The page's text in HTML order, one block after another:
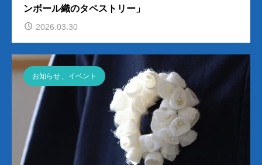
ンボール織のタペストリー」
2026.03.30
お知らせ , イベント